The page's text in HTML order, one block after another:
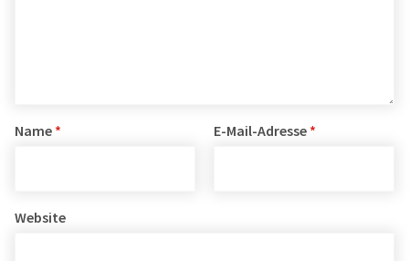
Name * E-Mail-Adresse *
Website